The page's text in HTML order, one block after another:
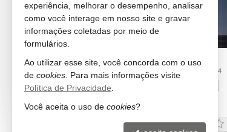
#3.786
Home
#3.894
Praia Brava
1 vaga (Privativa)
experiência, melhorar o desempenho, analisar
como você interage em nosso site e gravar
informações coletadas por meio de
formulários.
Ao utilizar esse site, você concorda com o uso
de cookies . Para mais informações visite
Política de Privacidade
Você aceita o uso de cookies?